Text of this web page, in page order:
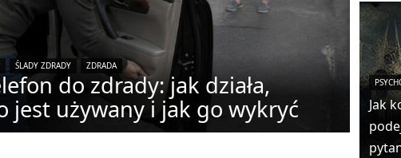
ŚLADY ZDRADY ZDRADA
do zdrady: jak działa,
jest używany i jak go wykryć
Jak